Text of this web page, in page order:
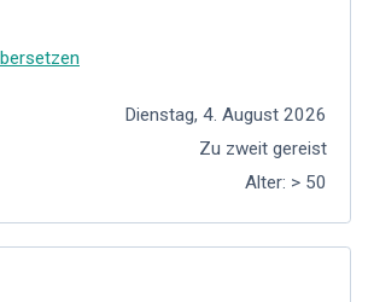
Dienstag, 4. August 2026
Zu zweit gereist
Alter: > 50